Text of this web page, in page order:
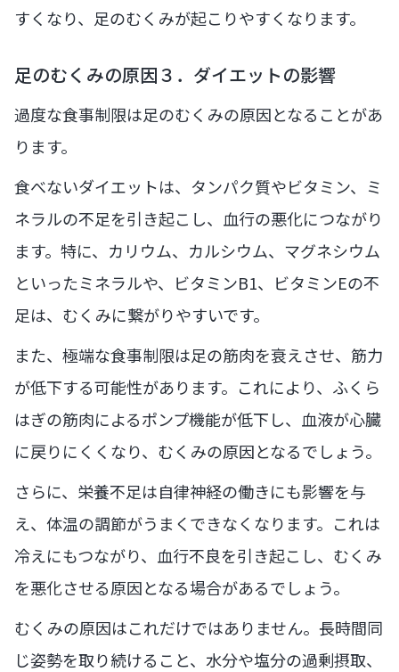
すくなり、足のむくみが起こりやすくなります。
足のむくみの原因３．ダイエットの影響
過度な食事制限は足のむくみの原因となることがあ
ります。
食べないダイエットは、タンパク質やビタミン、ミ
ネラルの不足を引き起こし、血行の悪化につながり
ます。特に、カリウム、カルシウム、マグネシウム
といったミネラルや、ビタミンB1、ビタミンEの不
足は、むくみに繋がりやすいです。
また、極端な食事制限は足の筋肉を衰えさせ、筋力
が低下する可能性があります。これにより、ふくら
はぎの筋肉によるポンプ機能が低下し、血液が心臓
に戻りにくくなり、むくみの原因となるでしょう。
さらに、栄養不足は自律神経の働きにも影響を与
え、体温の調節がうまくできなくなります。これは
冷えにもつながり、血行不良を引き起こし、むくみ
を悪化させる原因となる場合があるでしょう。
むくみの原因はこれだけではありません。長時間同
じ姿勢を取り続けること、水分や塩分の過剰摂取、